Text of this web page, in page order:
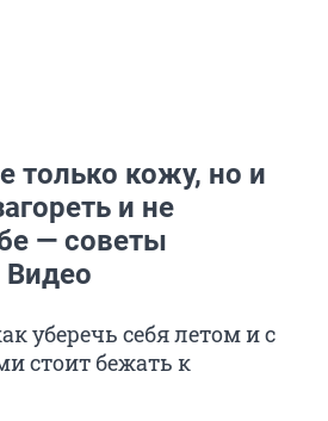
только кожу, но и
и не
— советы
Видео
уберечь себя летом и с
стоит бежать к